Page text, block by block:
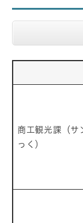
商工観光課（サ
っく）